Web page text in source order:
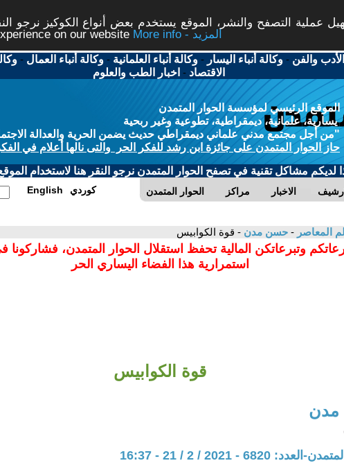
عملية التصفح والنشر، الموقع يستخدم بعض أنواع الكوكيز نرجو
on our website
More info - المزيد
الأدب والفن -وكالة أنباء اليسار -وكالة أنباء العلمانية -وكالة أنباء العمال -
الاقتصاد - اخبار الطب والعلوم
الموقع الرئيسي لمؤسسة الحوار المتمدن
يسارية، علمانية، ديمقراطية، تطوعية وغير ربحية
"من أجل مجتمع مدني علماني ديمقراطي حديث يضمن الحرية والعدالة
حاز الحوار المتمدن على جائزة ابن رشد للفكر الحر والتى نالها أعلام في
لديكم مشاكل تقنية في تصفح الحوار المتمدن نرجو النقر هنا لاستخدام
الحوار المتمدن مراكز الاخبار English كوردي
المعاصر - حسن مدن - قوة الكوابيس
وتبرعاتكن المالية تحفظ استقلال الحوار المتمدن،
استمرارية هذا الفضاء اليساري الحر
قوة الكوابيس
6820 - 2021 / 2 / 21 - 16:37